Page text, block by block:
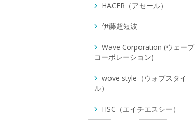
HACER（アセール）
伊藤超短波
Wave Corporation (ウェーブ
コーポレーション)
wove style（ウォブスタイ
ル）
HSC（エイチエスシー）